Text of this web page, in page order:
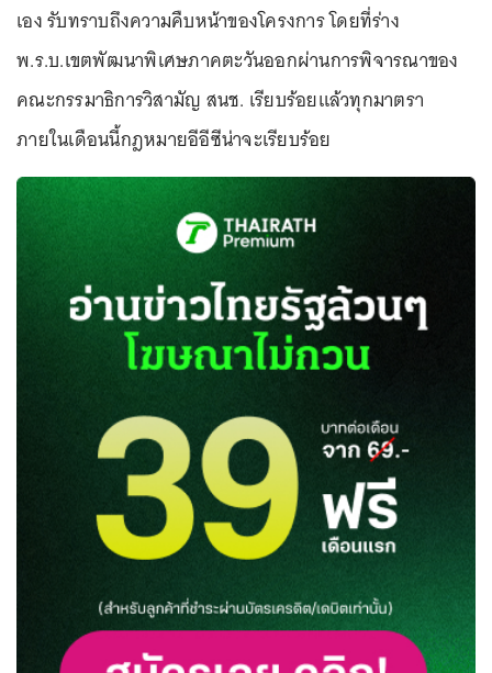
เอง รับทราบถึงความคืบหน้าของโครงการ โดยที่ร่าง
พ.ร.บ.เขตพัฒนาพิเศษภาคตะวันออกผ่านการพิจารณาของ
คณะกรรมาธิการวิสามัญ สนช. เรียบร้อยแล้วทุกมาตรา
ภายในเดือนนี้กฎหมายอีอีซีน่าจะเรียบร้อย